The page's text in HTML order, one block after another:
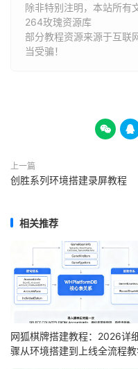
除非特别注明，本站所有
264玫瑰资源库
部分教程资源来源于互联
当受骗！
 
上一篇
创胜系列环境搭建录屏教程
相关推荐
网狐棋牌搭建教程：2026详
骤从环境搭建到上线全流程